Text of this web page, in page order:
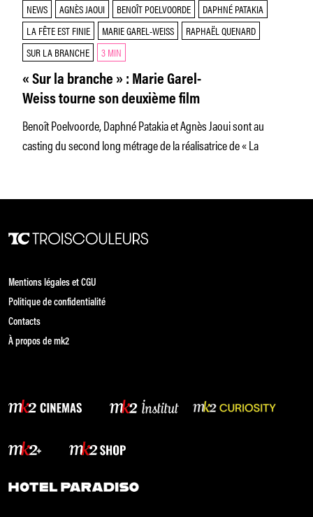
NEWS AGNÈS JAOUI BENOÎT POELVOORDE
DAPHNÉ PATAKIA
LA FÊTE EST FINIE
MARIE GAREL-WEISS
RAPHAËL QUENARD
SUR LA BRANCHE
3 MIN
« Sur la branche » : Marie Garel-
Weiss tourne son deuxième film
Benoît Poelvoorde, Daphné Patakia et Agnès Jaoui sont au
casting du second long métrage de la réalisatrice de « La
Mentions légales et CGU
Politique de confidentialité
Contacts
À propos de mk2